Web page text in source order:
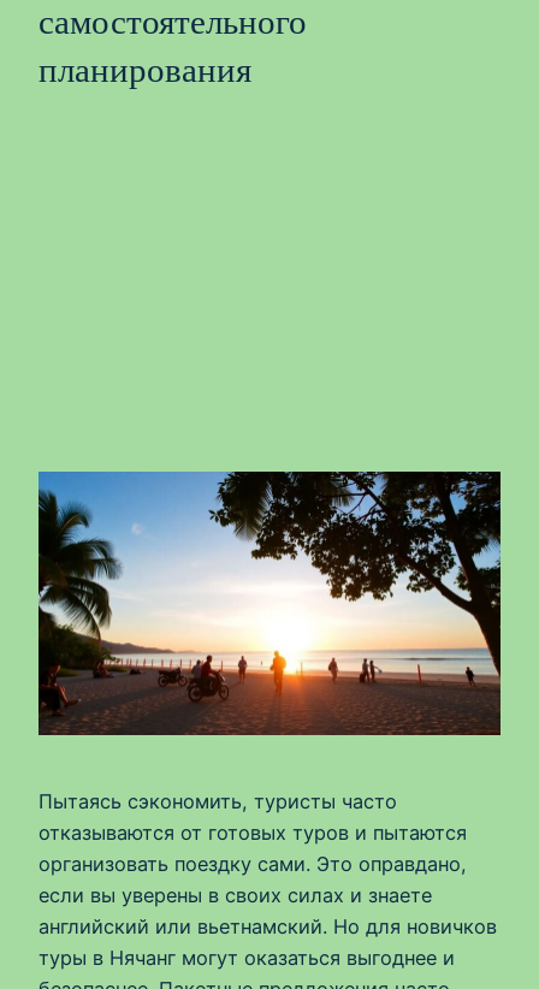
самостоятельного
планирования
Пытаясь сэкономить, туристы часто
отказываются от готовых туров и пытаются
организовать поездку сами. Это оправдано,
если вы уверены в своих силах и знаете
английский или вьетнамский. Но для новичков
туры в Нячанг могут оказаться выгоднее и